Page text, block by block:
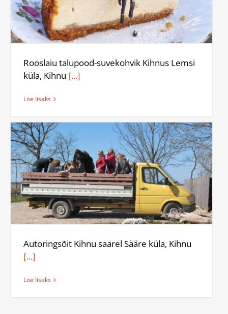
Rooslaiu talupood-suvekohvik Kihnus Lemsi
küla, Kihnu [...]
Loe lisaks
Autoringsõit Kihnu saarel Sääre küla, Kihnu
[...]
Loe lisaks